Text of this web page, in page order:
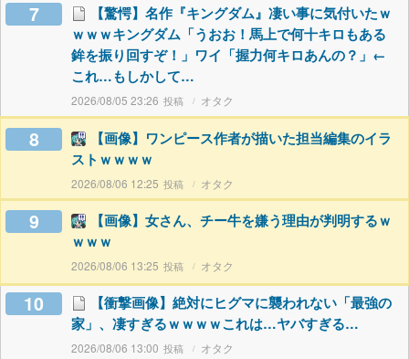
7
【驚愕】名作『キングダム』凄い事に気付いたｗ
ｗｗｗキングダム「うおお！馬上で何十キロもある
鉾を振り回すぞ！」ワイ「握力何キロあんの？」←
これ…もしかして…
2026/08/05 23:26 オタク
8
【画像】ワンピース作者が描いた担当編集のイラ
ストｗｗｗｗ
2026/08/06 12:25 オタク
9
【画像】女さん、チー牛を嫌う理由が判明するｗ
ｗｗｗ
2026/08/06 13:25 オタク
10
【衝撃画像】絶対にヒグマに襲われない「最強の
家」、凄すぎるｗｗｗｗこれは…ヤバすぎる…
2026/08/06 13:00 オタク